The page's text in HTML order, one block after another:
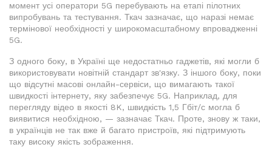
момент усі оператори 5G перебувають на етапі пілотних
випробувань та тестування. Ткач зазначає, що наразі немає
термінової необхідності у широкомасштабному впровадженні
5G.
З одного боку, в Україні ще недостатньо гаджетів, які могли б
використовувати новітній стандарт зв'язку. З іншого боку, поки
що відсутні масові онлайн-сервіси, що вимагають такої
швидкості інтернету, яку забезпечує 5G. Наприклад, для
перегляду відео в якості 8K, швидкість 1,5 Гбіт/с могла б
виявитися необхідною, — зазначає Ткач. Проте, знову ж таки,
в українців не так вже й багато пристроїв, які підтримують
таку високу якість зображення.